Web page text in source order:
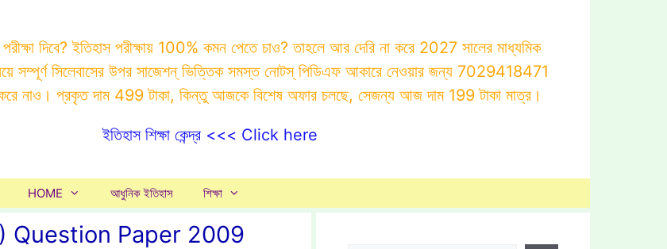
দিবে? ইতিহাস পরীক্ষায় 100% কমন পেতে চাও? তাহলে আর দেরি না করে 2027 সালের মাধ্যমিক
সম্পূর্ণ সিলেবাসের উপর সাজেশন্ ভিত্তিক সমস্ত নোটস্ পিডিএফ আকারে নেওয়ার জন্য 7029418471
নাও। প্রকৃত দাম 499 টাকা, কিন্তু আজকে বিশেষ অফার চলছে, সেজন্য আজ দাম 199 টাকা মাত্র।
ইতিহাস শিক্ষা কেন্দ্র <<< Click here
HOME আধুনিক ইতিহাস শিক্ষা
Question Paper 2009